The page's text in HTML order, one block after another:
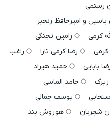
رستمی
یاسین و امیرحافظ رنجبر
کرمی
رامین تجنگی
کرمی
رضا کرمی تارا
راغب
بابایی
حمید هیراد
حامد الماسی
یوسف جمالی
شجریان
هوروش بند